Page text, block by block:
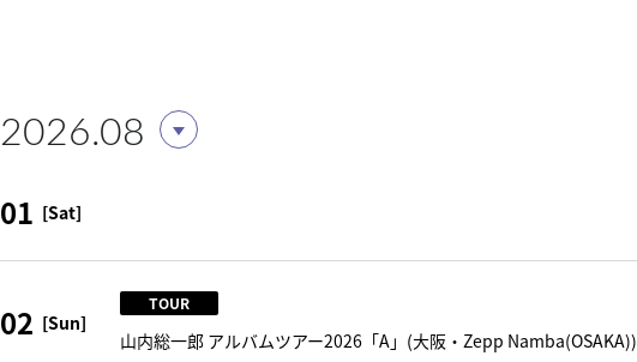
2026.08
01 [Sat]
02 [Sun]
TOUR
山内総一郎 アルバムツアー2026「A」(大阪・Zepp Namba(OSAKA))